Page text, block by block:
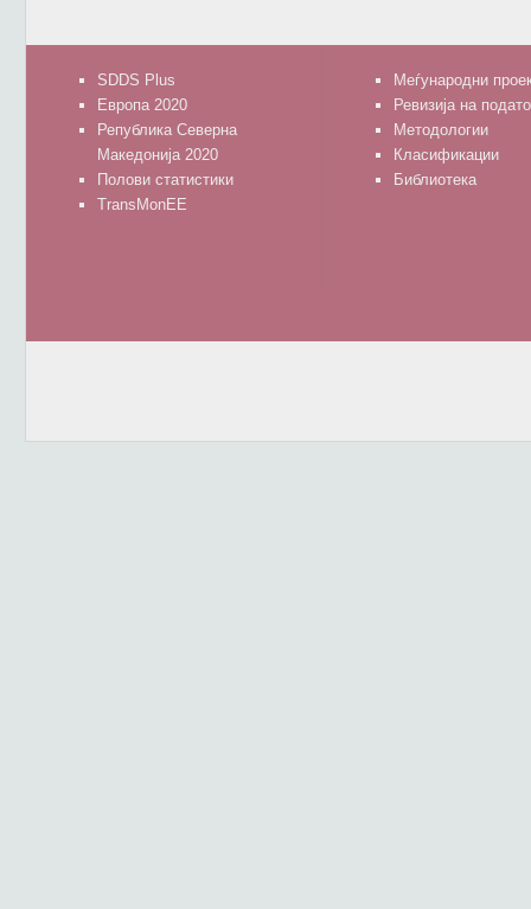
SDDS Plus
Европа 2020
Република Северна
Македонија 2020
Полови статистики
TransMonEE
Меѓународни
Ревизија на
Методологии
Класификации
Библиотека